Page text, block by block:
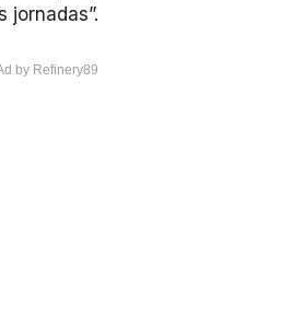
jornadas”.
by Refinery89